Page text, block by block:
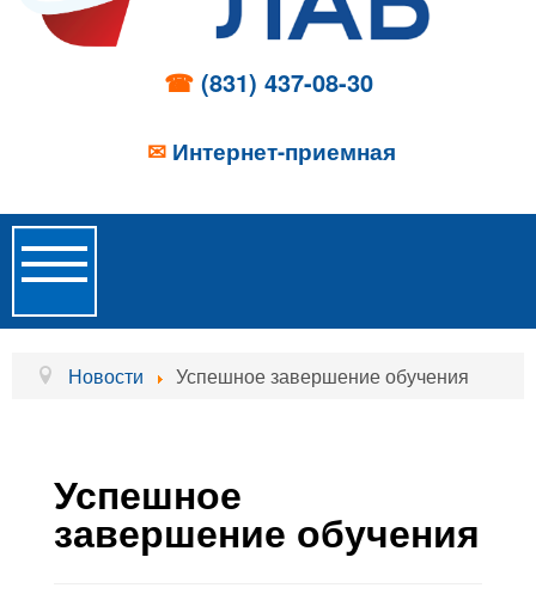
☎ (831) 437-08-30
✉ Интернет-приемная
Toggle
Navigation
Главная
Образовательные услуги
Новости Успешное завершение обучения
Успешное
завершение обучения